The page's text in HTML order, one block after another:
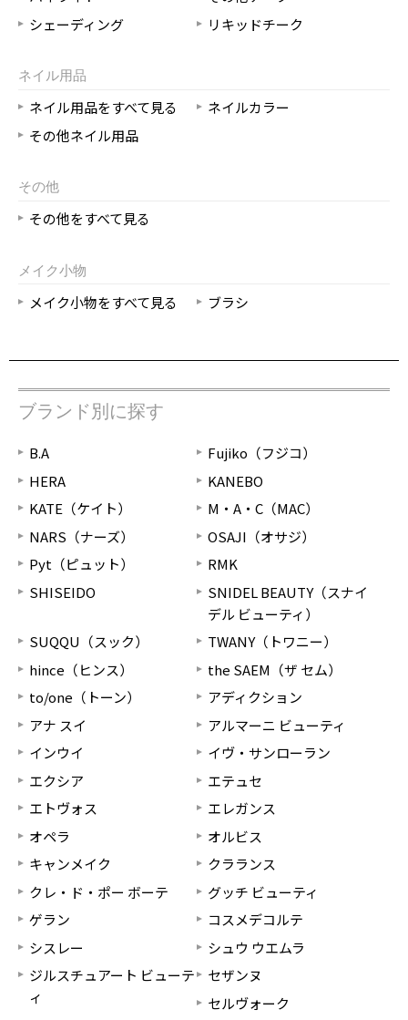
シェーディング
リキッドチーク
ネイル用品
ネイル用品をすべて見る
ネイルカラー
その他ネイル用品
その他
その他をすべて見る
メイク小物
メイク小物をすべて見る ブラシ
ブランド別に探す
B.A
Fujiko（フジコ）
HERA
KANEBO
KATE（ケイト）
M・A・C（MAC）
NARS（ナーズ）
OSAJI（オサジ）
Pyt（ピュット）
RMK
SHISEIDO
SNIDEL BEAUTY（スナイ
デル ビューティ）
SUQQU（スック）
TWANY（トワニー）
hince（ヒンス）
the SAEM（ザ セム）
to/one（トーン）
アディクション
アナ スイ
アルマーニ ビューティ
インウイ
イヴ・サンローラン
エクシア
エテュセ
エトヴォス
エレガンス
オペラ
オルビス
キャンメイク
クラランス
クレ・ド・ポー ボーテ
グッチ ビューティ
ゲラン
コスメデコルテ
シスレー
シュウ ウエムラ
ジルスチュアート ビューテ
ィ
セザンヌ
セルヴォーク